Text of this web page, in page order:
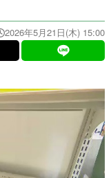
2026年5月21日(木) 15:00